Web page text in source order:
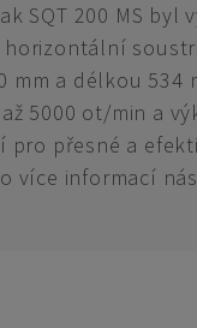
SQT 200 MS byl
horizontální
mm a délkou 534
5000 ot/min a
pro přesné a
více informací